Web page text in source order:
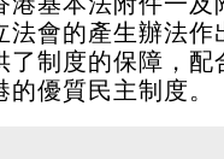
法會的產生辦法
了制度的保障，
優質民主制度。